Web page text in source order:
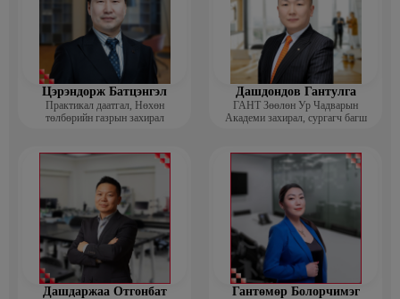
Цэрэндорж Батцэнгэл
Практикал даатгал, Нөхөн
төлбөрийн газрын захирал
Дашдондов Гантулга
ГАНТ Зөөлөн Ур Чадварын
Академи захирал, сургагч багш
Дашдаржаа Отгонбат Гантөмөр Болорчимэг